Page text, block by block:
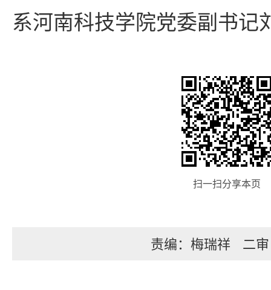
系河南科技学院党委副书记
扫一扫分享本页
责编：梅瑞祥 二